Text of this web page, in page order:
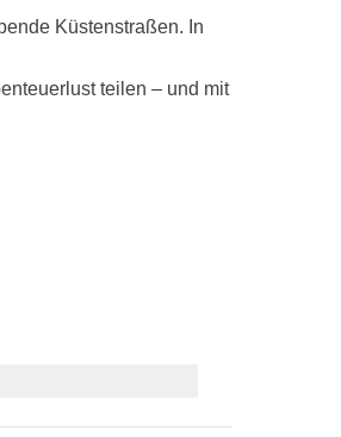
Küstenstraßen. In
teilen – und mit